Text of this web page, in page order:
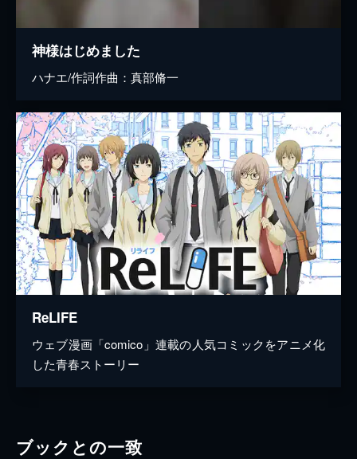
神様はじめました
ハナエ/作詞作曲：真部脩一
ReLIFE
ウェブ漫画「comico」連載の人気コミックをアニメ化
した青春ストーリー
ブックとの一致